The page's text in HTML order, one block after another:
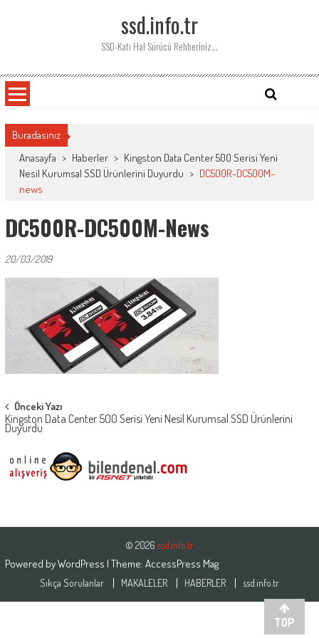
ssd.info.tr
SSD-Katı Hal Sürücü Rehberiniz…
Buradasınız
Anasayfa > Haberler > Kingston Data Center 500 Serisi Yeni
Nesil Kurumsal SSD Ürünlerini Duyurdu > DC500R-DC500M-
news
DC500R-DC500M-News
20/03/2019
Post
navigation
Önceki Yazı
Kingston Data Center 500 Serisi Yeni Nesil Kurumsal SSD Ürünlerini
Duyurdu
© 2026 ssd.info.tr
Powered byWordPress | Theme: AccessPress Mag
Sıkça Sorulanlar MAKALELER HABERLER ssd.info.tr
TOP